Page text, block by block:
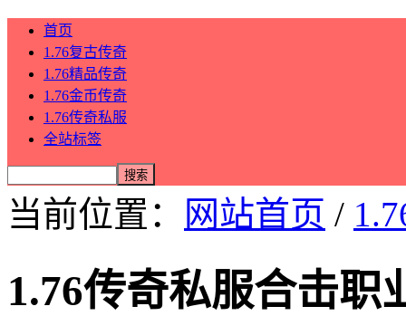
首页
1.76复古传奇
1.76精品传奇
1.76金币传奇
1.76传奇私服
全站标签
当前位置： 网站首页 /
1.76传奇私服合击职